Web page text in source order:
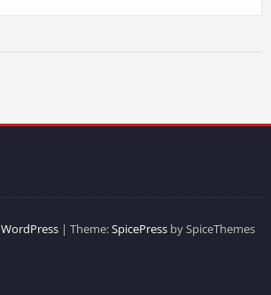
WordPress| Theme:SpicePressby SpiceThemes